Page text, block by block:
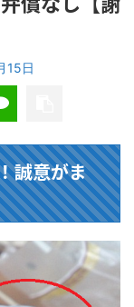
15日
誠意がま